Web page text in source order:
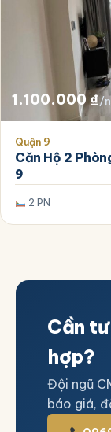
1.100.000₫/
Quận 9
Căn Hộ 2
9
2 PN
Cần
hợp?
Đội ngũ
báo giá,